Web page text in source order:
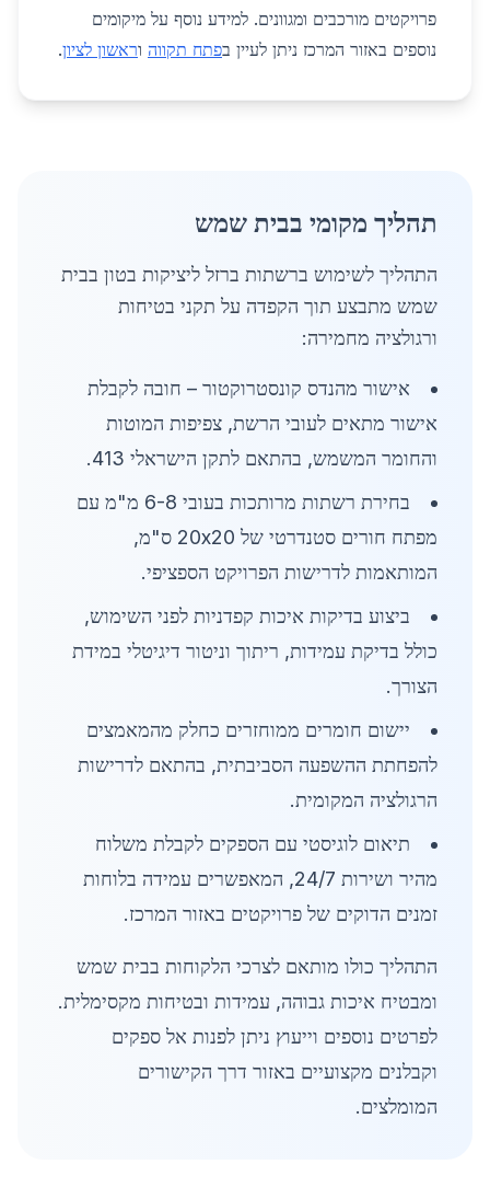
פרויקטים מורכבים ומגוונים. למידע נוסף על מיקומים
נוספים באזור המרכז ניתן לעיין בפתח תקווה וראשון לציון.
תהליך מקומי בבית שמש
התהליך לשימוש ברשתות ברזל ליציקות בטון בבית
שמש מתבצע תוך הקפדה על תקני בטיחות
ורגולציה מחמירה:
אישור מהנדס קונסטרוקטור – חובה לקבלת
אישור מתאים לעובי הרשת, צפיפות המוטות
והחומר המשמש, בהתאם לתקן הישראלי 413.
בחירת רשתות מרותכות בעובי 6-8 מ"מ עם
מפתח חורים סטנדרטי של 20x20 ס"מ,
המותאמות לדרישות הפרויקט הספציפי.
ביצוע בדיקות איכות קפדניות לפני השימוש,
כולל בדיקת עמידות, ריתוך וניטור דיגיטלי במידת
הצורך.
יישום חומרים ממוחזרים כחלק מהמאמצים
להפחתת ההשפעה הסביבתית, בהתאם לדרישות
הרגולציה המקומית.
תיאום לוגיסטי עם הספקים לקבלת משלוח
מהיר ושירות 24/7, המאפשרים עמידה בלוחות
זמנים הדוקים של פרויקטים באזור המרכז.
התהליך כולו מותאם לצרכי הלקוחות בבית שמש
ומבטיח איכות גבוהה, עמידות ובטיחות מקסימלית.
לפרטים נוספים וייעוץ ניתן לפנות אל ספקים
וקבלנים מקצועיים באזור דרך הקישורים
המומלצים.